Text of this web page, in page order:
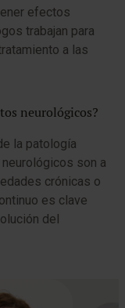
efectos
trabajan para
a las
neurológicos?
la patología
son a
crónicas o
es clave
del